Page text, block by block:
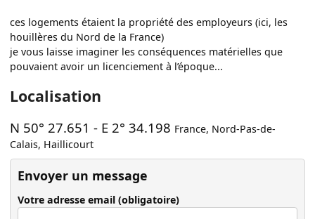
ces logements étaient la propriété des employeurs (ici, les
houillères du Nord de la France)
je vous laisse imaginer les conséquences matérielles que
pouvaient avoir un licenciement à l’époque...
Localisation
N 50° 27.651 - E 2° 34.198 France, Nord-Pas-de-
Calais, Haillicourt
Envoyer un message
Votre adresse email (obligatoire)